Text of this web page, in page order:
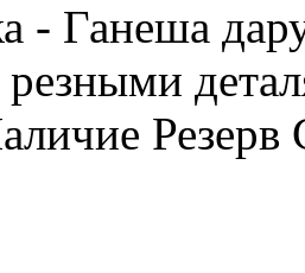
- Ганеша
резными
Резерв